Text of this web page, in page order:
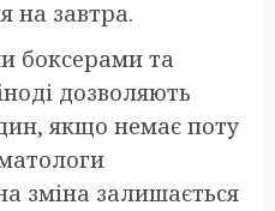
на завтра.
боксерами та
дозволяють
якщо немає поту
зміна залишається